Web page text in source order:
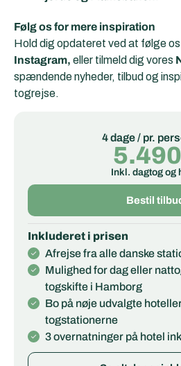
Følg os for mere inspiration
Hold dig opdateret ved at følge
Instagram, eller tilmeld dig vores
spændende nyheder, tilbud og
togrejse.
4 dage / pr.
Inkl. dagtog og
Bestil
Inkluderet i prisen
Afrejse fra alle danske
Mulighed for dag eller
togskifte i Hamborg
Bo på nøje udvalgte
togstationerne
3 overnatninger på hotel